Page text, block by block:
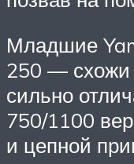
Младшие
250 — схожи
сильно
750/1100
и цепной